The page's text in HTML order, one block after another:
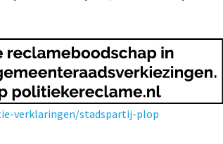
verklaringen/stadspartij-plop